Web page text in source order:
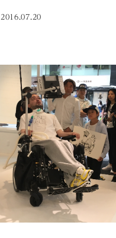
2016.07.20